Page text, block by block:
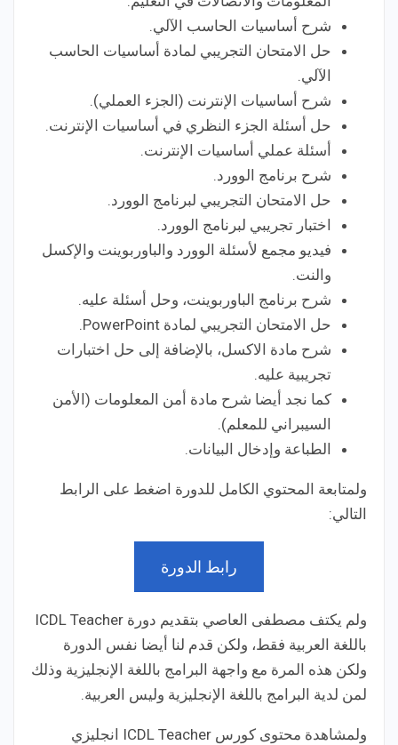
شرح أساسيات الحاسب الآلي.
حل الامتحان التجريبي لمادة أساسيات الحاسب
الآلي.
شرح أساسيات الإنترنت (الجزء العملي).
حل أسئلة الجزء النظري في أساسيات الإنترنت.
أسئلة عملي أساسيات الإنترنت.
شرح برنامج الوورد.
حل الامتحان التجريبي لبرنامج الوورد.
اختبار تجريبي لبرنامج الوورد.
فيديو مجمع لأسئلة الوورد والباوربوينت والإكسل
والنت.
شرح برنامج الباوربوينت، وحل أسئلة عليه.
حل الامتحان التجريبي لمادة PowerPoint.
شرح مادة الاكسل، بالإضافة إلى حل اختبارات
تجريبية عليه.
كما نجد أيضا شرح مادة أمن المعلومات (الأمن
السيبراني للمعلم).
الطباعة وإدخال البيانات.
ولمتابعة المحتوي الكامل للدورة اضغط على الرابط
التالي:
رابط الدورة
ولم يكتف مصطفى العاصي بتقديم دورة ICDL Teacher
باللغة العربية فقط، ولكن قدم لنا أيضا نفس الدورة
ولكن هذه المرة مع واجهة البرامج باللغة الإنجليزية وذلك
لمن لدية البرامج باللغة الإنجليزية وليس العربية.
ولمشاهدة محتوى كورس ICDL Teacher انجليزي